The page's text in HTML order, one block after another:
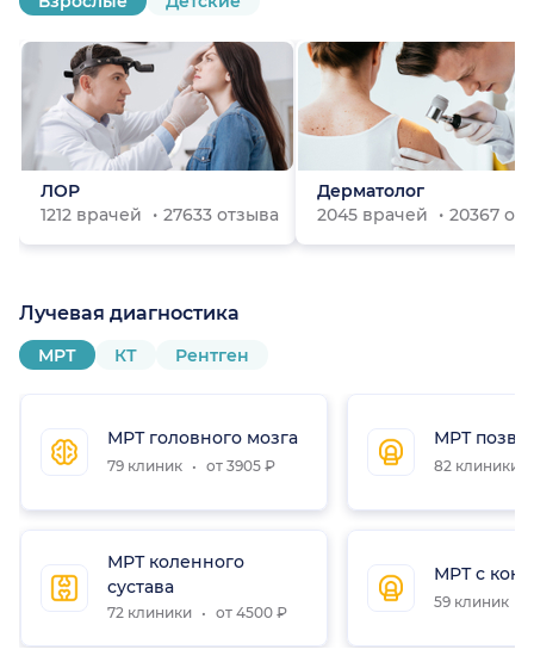
ЛОР
1212 врачей
27633 отзыва
Дерматолог
2045 врачей
20367
Лучевая диагностика
МРТ КТ Рентген
МРТ головного мозга
79 клиник от 3905 ₽
МРТ коленного
сустава
72 клиники от 4500 ₽
МРТ
82 клиники
МРТ с
59 клиник